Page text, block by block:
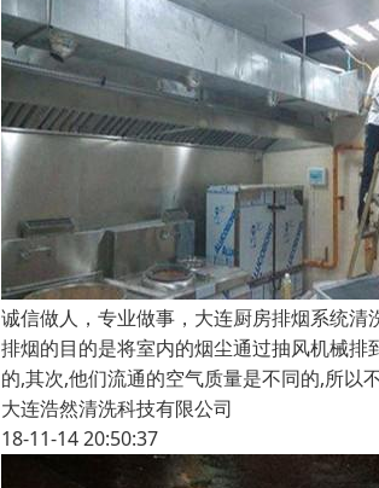
诚信做人，专业做事，大连厨房排烟系统清
排烟的目的是将室内的烟尘通过抽风机械
的,其次,他们流通的空气质量是不同的,所以
大连浩然清洗科技有限公司
18-11-14 20:50:37